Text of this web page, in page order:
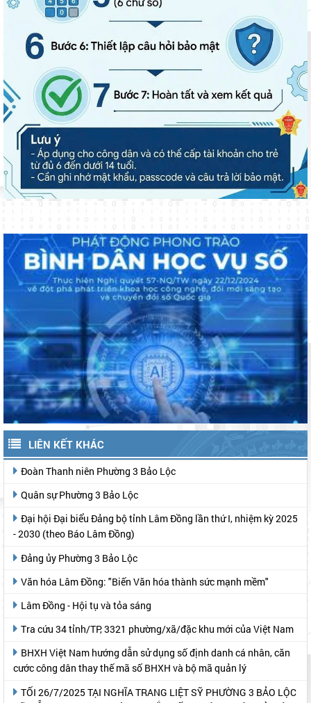
LIÊN KẾT KHÁC
Đoàn Thanh niên Phường 3 Bảo Lộc
Quân sự Phường 3 Bảo Lộc
- 2030 (theo Báo Lâm Đồng)
Đảng ủy Phường 3 Bảo Lộc
Văn hóa Lâm Đồng: "Biến Văn hóa thành sức mạnh mềm"
Lâm Đồng - Hội tụ và tỏa sáng
Tra cứu 34 tỉnh/TP, 3321 phường/xã/đặc khu mới của Việt Nam
cước công dân thay thế mã số BHXH và bộ mã quản lý